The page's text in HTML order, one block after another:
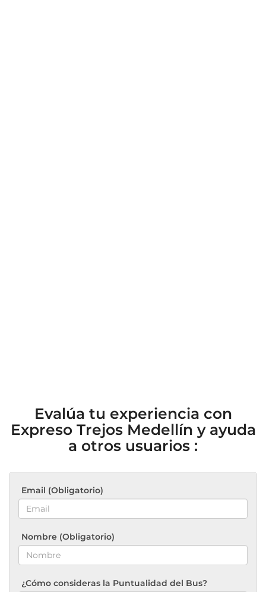
Evalúa tu experiencia con
Expreso Trejos Medellín y ayuda
a otros usuarios :
Email (Obligatorio)
Nombre (Obligatorio)
¿Cómo consideras la Puntualidad del Bus?